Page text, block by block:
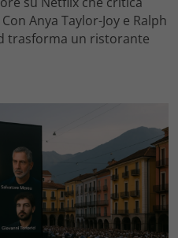
Anya Taylor-Joy e Ralph
trasforma un ristorante